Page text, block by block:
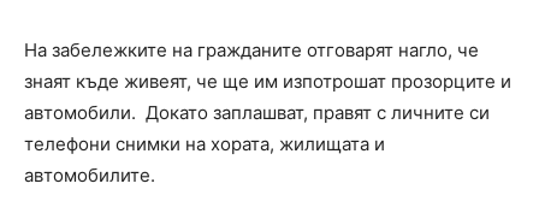
На забележките на гражданите отговарят нагло, че
знаят къде живеят, че ще им изпотрошат прозорците и
автомобили. Докато заплашват, правят с личните си
телефони снимки на хората, жилищата и
автомобилите.